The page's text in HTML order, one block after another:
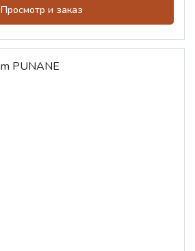
Просмотр и заказ